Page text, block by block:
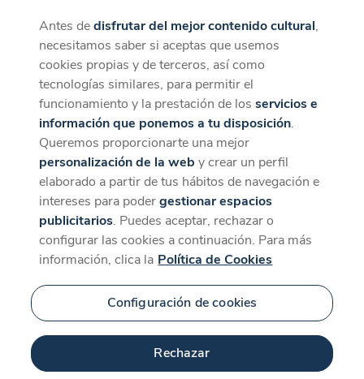
CaixaForum+
La mejor experiencia desde la App
Descargar
Antes dedisfrutar del mejor contenido cultural,
necesitamos saber si aceptas que usemos
cookies propias y de terceros, así como
tecnologías similares, para permitir el
funcionamiento y la prestación de losservicios e
información que ponemos a tu disposición.
Queremos proporcionarte una mejor
personalización de la web y crear un perfil
elaborado a partir de tus hábitos de navegación e
intereses para podergestionar espacios
publicitarios. Puedes aceptar, rechazar o
configurar las cookies a continuación. Para más
información, clica la Política de Cookies
Configuración de cookies
Rechazar